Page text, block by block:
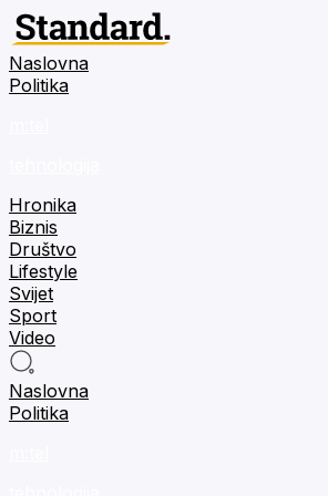
Naslovna
Politika
Hronika
Biznis
Društvo
Lifestyle
Svijet
Sport
Video
Naslovna
Politika